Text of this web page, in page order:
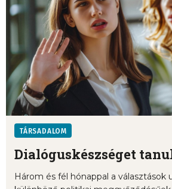
TÁRSADALOM
Dialóguskészséget
Három és fél hónappal a választások